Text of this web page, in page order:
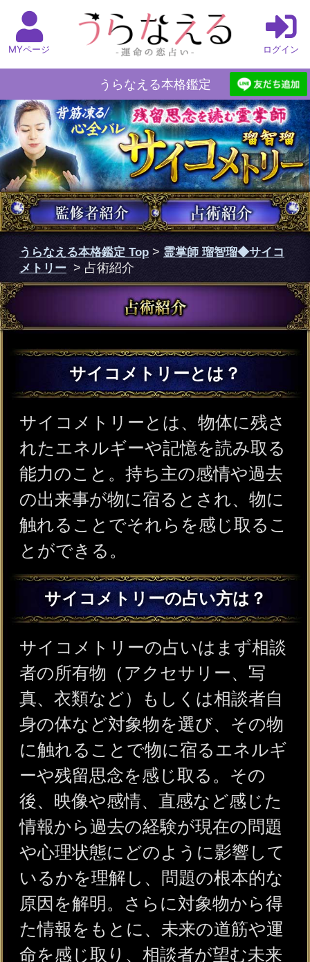
MYページ ログイン
うらなえる本格鑑定
うらなえる本格鑑定 Top>霊掌師 瑠智瑠◆サイコ
メトリー > 占術紹介
サイコメトリーとは？
サイコメトリーとは、物体に残さ
れたエネルギーや記憶を読み取る
の出来事が物に宿るとされ、物に
触れることでそれらを感じ取るこ
とができる。
サイコメトリーの占い方は？
サイコメトリーの占いはまず相談
者の所有物（アクセサリー、写
真、衣類など）もしくは相談者自
身の体など対象物を選び、その物
に触れることで物に宿るエネルギ
ーや残留思念を感じ取る。その
後、映像や感情、直感など感じた
情報から過去の経験が現在の問題
や心理状態にどのように影響して
いるかを理解し、問題の根本的な
原因を解明。さらに対象物から得
た情報をもとに、未来の道筋や運
命を感じ取り、相談者が望む未来
を実現するための進むべき道を導
く。
サイコメトリーで何がわかる？
具体的に分かることは、以下のよ
うなものがあげられる。
・場所や環境に関する情報
古代の器や道具など、物体を触る
ことで、それが使われていた時代
や場所、使われた背景やその時代
の人々の生活様式、信仰心などが
分かる。